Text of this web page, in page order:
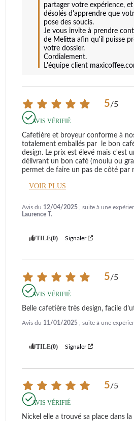
partager votre expérience,
désolés d'apprendre que
pose des soucis.
Je vous invite à prendre
de Melitta afin qu'il puisse
votre dossier.
Cordialement.
L'équipe client
5/5
AVIS VÉRIFIÉ
Cafetière et broyeur conforme à
totalement emballés par  le bon
design. Le prix est élevé mais c'est
délivrant un bon café (moulu ou
permet de faire un pas de côté par
VOIR PLUS
Avis du 12/04/2025 , suite à une
Laurence T.
UTILE(0) Signaler
5/5
AVIS VÉRIFIÉ
Belle cafetière très design, facile
Avis du 11/01/2025 , suite à une
UTILE(0) Signaler
5/5
AVIS VÉRIFIÉ
Nickel elle a trouvé sa place dans